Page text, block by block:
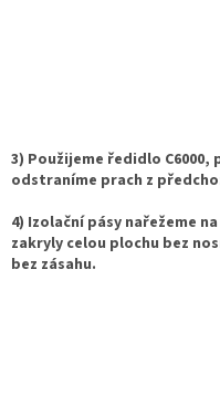
3) Použijeme ředidlo
odstraníme prach z
4) Izolační pásy nařežeme
zakryly celou plochu bez
bez zásahu.